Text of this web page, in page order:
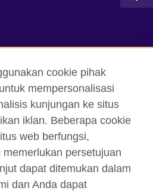
TikTok
Pemakaian
cookie pihak
mempersonalisasi
kunjungan ke situs
iklan. Beberapa cookie
web berfungsi,
persetujuan
dapat ditemukan dalam
dan Anda dapat